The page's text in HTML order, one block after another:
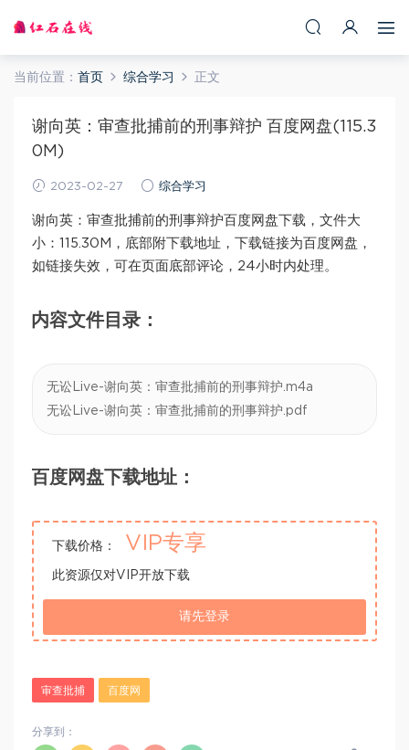
当前位置： 首页 综合学习 正文
谢向英：审查批捕前的刑事辩护 百度网盘(115.3
0M)
2023-02-27 综合学习
谢向英：审查批捕前的刑事辩护百度网盘下载，文件大
小：115.30M，底部附下载地址，下载链接为百度网盘，
如链接失效，可在页面底部评论，24小时内处理。
内容文件目录：
无讼Live-谢向英：审查批捕前的刑事辩护.m4a
无讼Live-谢向英：审查批捕前的刑事辩护.pdf
百度网盘下载地址：
下载价格： VIP专享
此资源仅对VIP开放下载
请先登录
审查批捕 百度网
分享到：